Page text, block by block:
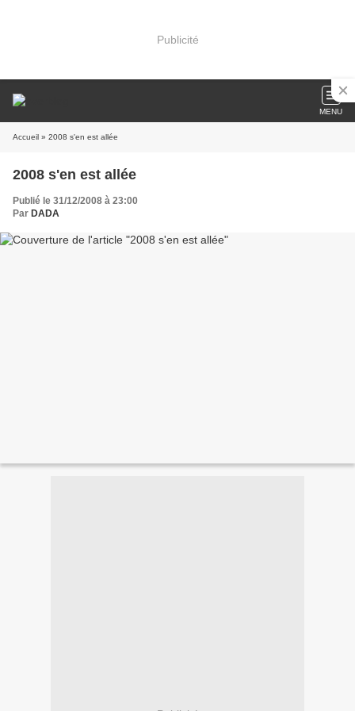
Publicité
MENU
Accueil » 2008 s'en est allée
2008 s'en est allée
Publié le 31/12/2008 à 23:00
Par DADA